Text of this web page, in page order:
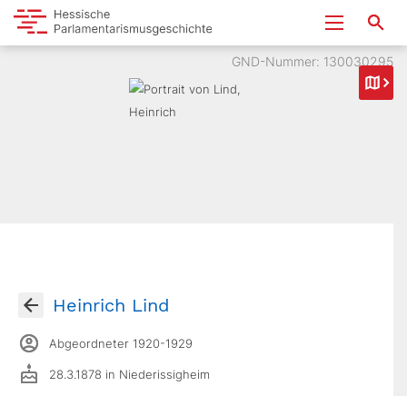
GND-Nummer: 130030295
Heinrich Lind
Abgeordneter 1920-1929
28.3.1878 in Niederissigheim